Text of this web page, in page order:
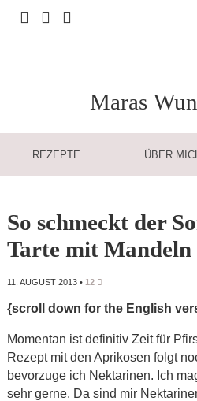
Maras
REZEPTE ÜBER
So schmeckt der
Tarte mit Mandeln
11. AUGUST 2013• 12
{scroll down for the English
Momentan ist definitiv Zeit für
Rezept mit den Aprikosen folgt
bevorzuge ich Nektarinen. Ich
sehr gerne. Da sind mir